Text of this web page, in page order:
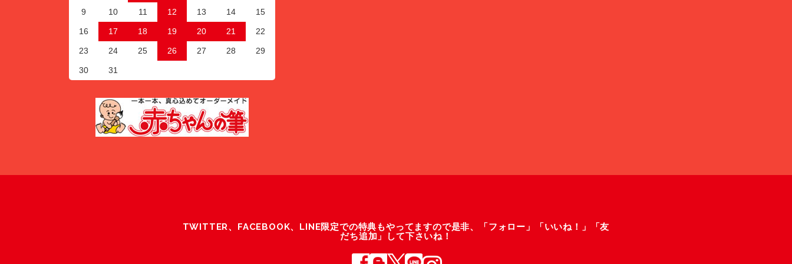
9 10 11 12 13 14 15
16 17 18 19 20 21 22
23 24 25 26 27 28 29
30 31
TWITTER、FACEBOOK、LINE限定での特典もやってますので是非、「フォロー」「いいね！」「友
だち追加」して下さいね！